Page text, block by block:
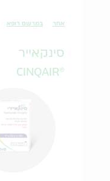
אחר במרשם רופא
סינקאייר
®CINQAIR